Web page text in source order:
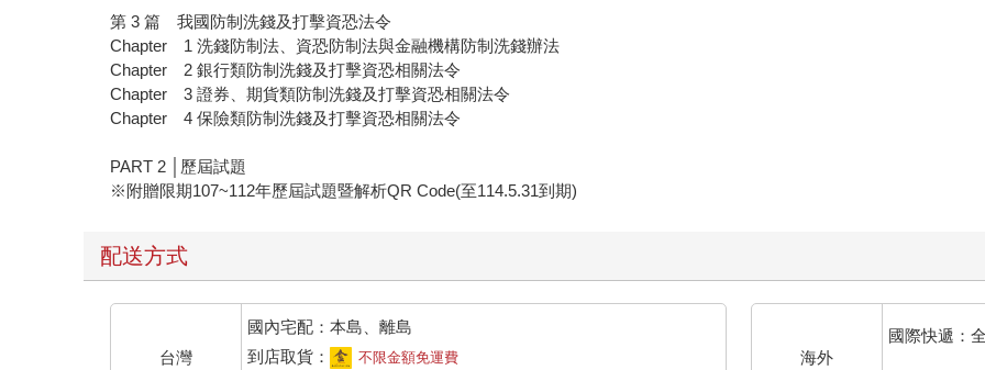
第 3 篇 我國防制洗錢及打擊資恐法令
Chapter 1 洗錢防制法、資恐防制法與金融機構防制洗錢辦法
Chapter 2 銀行類防制洗錢及打擊資恐相關法令
Chapter 3 證券、期貨類防制洗錢及打擊資恐相關法令
Chapter 4 保險類防制洗錢及打擊資恐相關法令
PART 2 │歷屆試題
※附贈限期107~112年歷屆試題暨解析QR Code(至114.5.31到期)
配送方式
台灣
國內宅配：本島、離島
到店取貨：
不限金額免運費 海外
國際快遞：